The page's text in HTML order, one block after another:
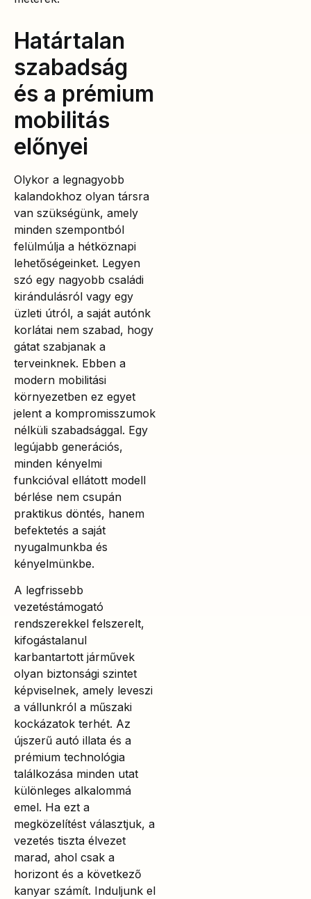
Határtalan
szabadság
és a prémium
mobilitás
előnyei
Olykor a legnagyobb
kalandokhoz olyan társra
van szükségünk, amely
minden szempontból
felülmúlja a hétköznapi
lehetőségeinket. Legyen
szó egy nagyobb családi
kirándulásról vagy egy
üzleti útról, a saját autónk
korlátai nem szabad, hogy
gátat szabjanak a
terveinknek. Ebben a
modern mobilitási
környezetben ez egyet
jelent a kompromisszumok
nélküli szabadsággal. Egy
legújabb generációs,
minden kényelmi
funkcióval ellátott modell
bérlése nem csupán
praktikus döntés, hanem
befektetés a saját
nyugalmunkba és
kényelmünkbe.
A legfrissebb
vezetéstámogató
rendszerekkel felszerelt,
kifogástalanul
karbantartott járművek
olyan biztonsági szintet
képviselnek, amely leveszi
a vállunkról a műszaki
kockázatok terhét. Az
újszerű autó illata és a
prémium technológia
találkozása minden utat
különleges alkalommá
emel. Ha ezt a
megközelítést választjuk, a
vezetés tiszta élvezet
marad, ahol csak a
horizont és a következő
kanyar számít. Induljunk el